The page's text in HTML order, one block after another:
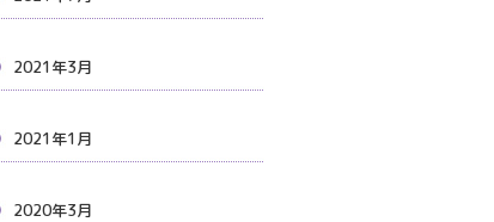
2021年3月
2021年1月
2020年3月